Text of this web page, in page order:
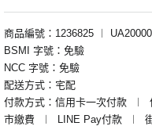
商品編號：1236825 ︱
BSMI 字號：免驗
NCC 字號：免驗
配送方式：宅配
付款方式：信用卡一次付款
︱
市繳費
︱ LINE Pay付款 ︱